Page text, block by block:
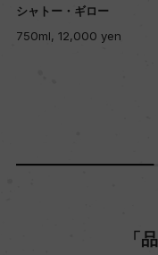
シャトー・ギロー
750ml, 12,000 yen
「